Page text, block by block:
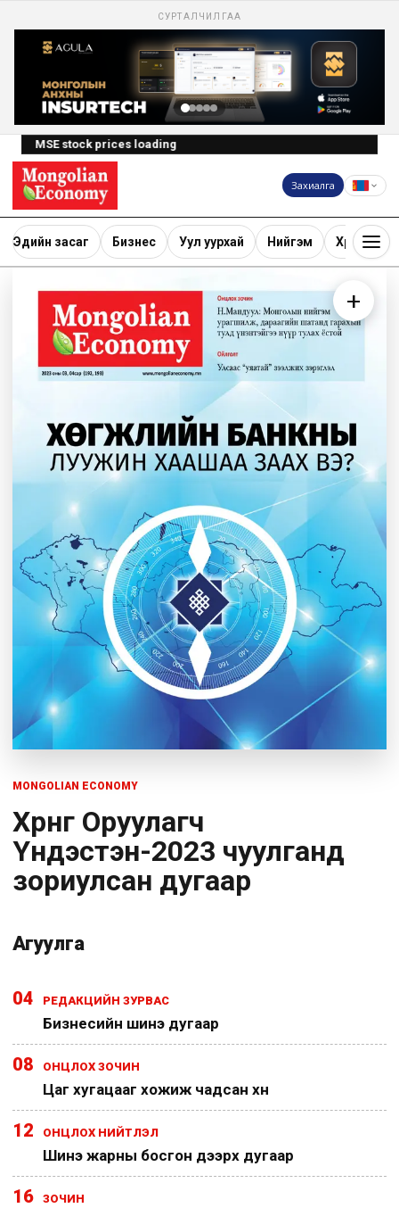
СУРТАЛЧИЛГАА
MSE stock prices loading
Захиалга
Эдийн засаг Бизнес Уул уурхай Нийгэм Хөрөнгө
+
MONGOLIAN ECONOMY
Хөрөнгө Oруулагч
Yндэстэн-2023 чуулганд
зориулсан дугаар
Агуулга
04 РЕДАКЦИЙН ЗУРВАС
Бизнесийн шинэ дугаар
08 ОНЦЛОХ ЗОЧИН
Цаг хугацааг хожиж чадсан хүн
12 ОНЦЛОХ НИЙТЛЭЛ
Шинэ жарны босгон дээрх дугаар
16 ЗОЧИН